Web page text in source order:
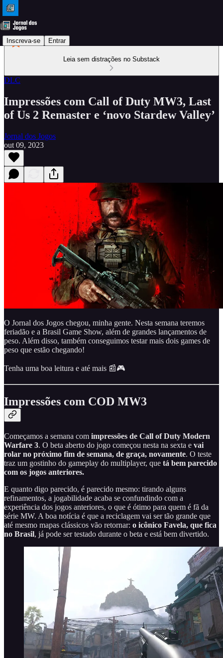
Inscreva-se Entrar
Leia sem distrações no Substack
DLC
Impressões com Call of Duty MW3, Last
of Us 2 Remaster e ‘novo Stardew Valley’
Jornal dos Jogos
out 09, 2023
O Jornal dos Jogos chegou, minha gente. Nesta semana teremos
feriadão e a Brasil Game Show, além de grandes lançamentos de
peso. Além disso, também conseguimos testar mais dois games de
peso que estão chegando!
Tenha uma boa leitura e até mais 📰🎮
Impressões com COD MW3
Começamos a semana com impressões de Call of Duty Modern
Warfare 3. O beta aberto do jogo começou nesta na sexta e vai
rolar no próximo fim de semana, de graça, novamente. O teste
traz um gostinho do gameplay do multiplayer, que tá bem parecido
com os jogos anteriores.
E quanto digo parecido, é parecido mesmo: tirando alguns
refinamentos, a jogabilidade acaba se confundindo com a
experiência dos jogos anteriores, o que é ótimo para quem é fã da
série MW. A boa notícia é que a reciclagem vai ser tão grande que
até mesmo mapas clássicos vão retornar: o icônico Favela, que fica
no Brasil, já pode ser testado durante o beta e está bem divertido.